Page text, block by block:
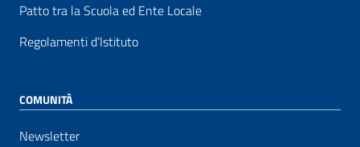
Patto tra la Scuola ed Ente Locale
Regolamenti d’Istituto
COMUNITÀ
Newsletter